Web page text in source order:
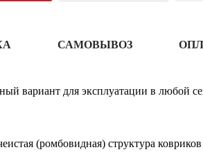
САМОВЫВОЗ
вариант для эксплуатации в любой
(ромбовидная) структура